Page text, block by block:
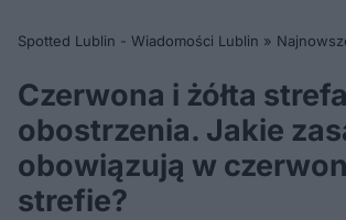
Spotted Lublin - Wiadomości Lublin »
Czerwona i żółta
obostrzenia. Jakie
obowiązują w
strefie?